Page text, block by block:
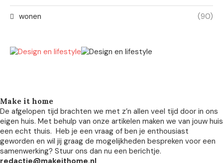
wonen (90)
Make it home
De afgelopen tijd brachten we met z’n allen veel tijd door in ons
eigen huis. Met behulp van onze artikelen maken we van jouw huis
een echt thuis. Heb je een vraag of ben je enthousiast
geworden en wil jij graag de mogelijkheden bespreken voor een
samenwerking? Stuur ons dan nu een berichtje.